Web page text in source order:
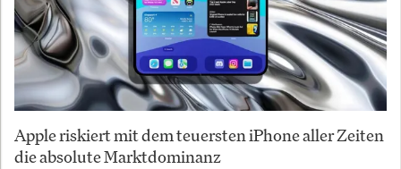
Apple riskiert mit dem teuersten iPhone aller Zeiten
die absolute Marktdominanz